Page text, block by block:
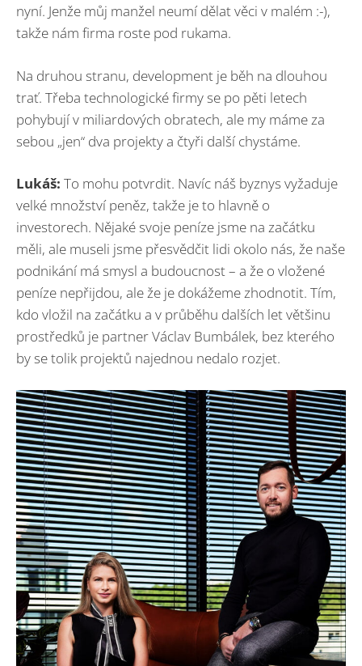
nyní. Jenže můj manžel neumí dělat věci v malém :-),
takže nám firma roste pod rukama.
Na druhou stranu, development je běh na dlouhou
trať. Třeba technologické firmy se po pěti letech
pohybují v miliardových obratech, ale my máme za
sebou „jen“ dva projekty a čtyři další chystáme.
Lukáš: To mohu potvrdit. Navíc náš byznys vyžaduje
velké množství peněz, takže je to hlavně o
investorech. Nějaké svoje peníze jsme na začátku
měli, ale museli jsme přesvědčit lidi okolo nás, že naše
podnikání má smysl a budoucnost – a že o vložené
peníze nepřijdou, ale že je dokážeme zhodnotit. Tím,
kdo vložil na začátku a v průběhu dalších let většinu
prostředků je partner Václav Bumbálek, bez kterého
by se tolik projektů najednou nedalo rozjet.